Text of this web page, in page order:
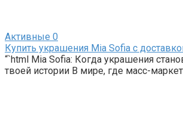
Активные 0
Купить украшения Mia Sofia с
“`html Mia Sofia: Когда украшения
твоей истории В мире, где масс-